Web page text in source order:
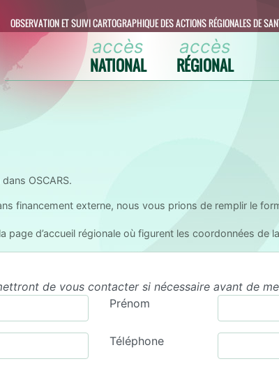
OBSERVATION ET SUIVI CARTOGRAPHIQUE DES ACTIONS RÉGIONALES DE
accès
NATIONAL
accès
RÉGIONAL
OSCARS.
financement externe, nous vous prions de remplir le
d’accueil régionale où figurent les coordonnées de
de vous contacter si nécessaire avant de
Prénom
Téléphone